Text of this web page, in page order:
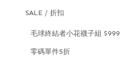
SALE / 折扣
毛球終結者小花襪子組 $999
零碼單件5折